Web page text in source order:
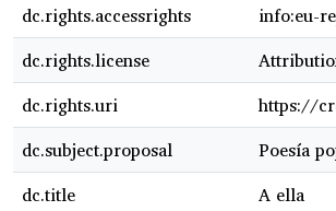
dc.rights.accessrights
info:eu-
dc.rights.license
dc.rights.uri
https://
dc.subject.proposal
Poesía
dc.title
A ella